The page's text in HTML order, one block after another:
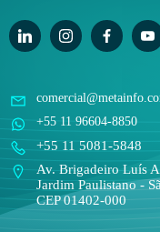
+55 11 96604-8850
+55 11 5081-5848
Av. Brigadeiro Luís
Jardim Paulistano -
CEP 01402-000